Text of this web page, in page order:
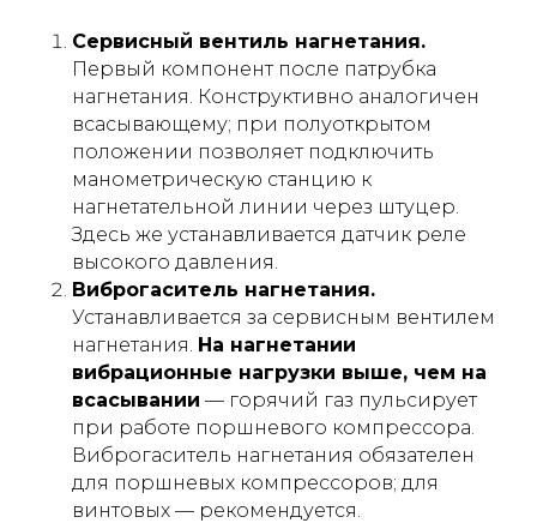
Сервисный вентиль нагнетания.
Первый компонент после патрубка
нагнетания. Конструктивно аналогичен
всасывающему; при полуоткрытом
положении позволяет подключить
манометрическую станцию к
нагнетательной линии через штуцер.
Здесь же устанавливается датчик реле
высокого давления.
Виброгаситель нагнетания.
Устанавливается за сервисным вентилем
нагнетания. На нагнетании
вибрационные нагрузки выше, чем на
всасывании — горячий газ пульсирует
при работе поршневого компрессора.
Виброгаситель нагнетания обязателен
для поршневых компрессоров; для
винтовых — рекомендуется.